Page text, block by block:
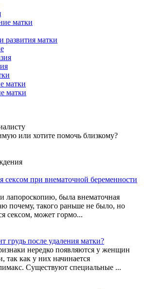
матки
развития матки
матки
матки
или хотите помочь близкому?
сексом при внематочной беременности
лапороскопию, была внематочная
почему, такого раньше не было, но
сексом, может гормо...
грудь после удаления матки?
нередко появляются у женщин
так как у них начинается
Существуют специальные ...